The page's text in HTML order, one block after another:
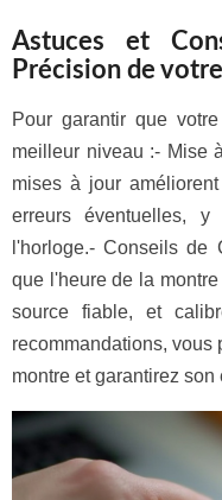
Astuces et
Précision de
Pour garantir que
meilleur niveau :- Mise
mises à jour
erreurs éventuelles, y
l'horloge.- Conseils de
que l'heure de la
source fiable, et
recommandations, vous
montre et garantirez son